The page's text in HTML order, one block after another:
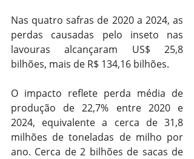
Nas quatro safras de 2020 a 2024, as
perdas causadas pelo inseto nas
lavouras alcançaram US$ 25,8
bilhões, mais de R$ 134,16 bilhões.
O impacto reflete perda média de
produção de 22,7% entre 2020 e
2024, equivalente a cerca de 31,8
milhões de toneladas de milho por
ano. Cerca de 2 bilhões de sacas de